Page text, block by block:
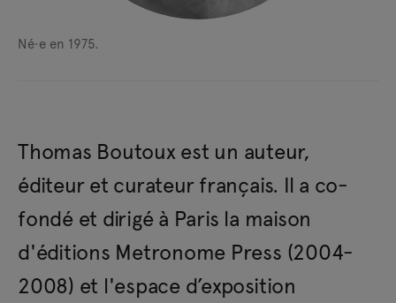
Né·e en 1975.
Thomas Boutoux est un auteur,
éditeur et curateur français. Il a co-
fondé et dirigé à Paris la maison
d'éditions Metronome Press (2004-
2008) et l'espace d’exposition